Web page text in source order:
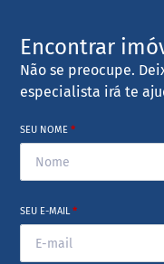
Encontrar
Não se preocupe.
especialista irá te
SEU NOME*
SEU E-MAIL*